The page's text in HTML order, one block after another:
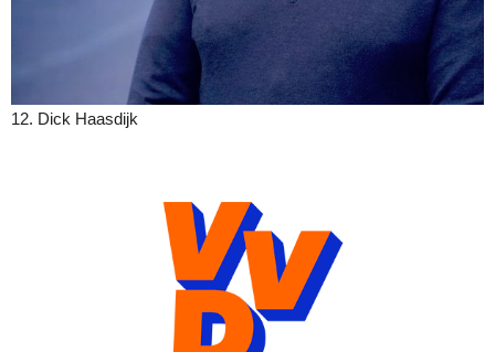
12. Dick Haasdijk